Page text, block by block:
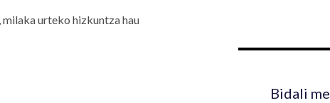
milaka urteko hizkuntza hau
Bidali